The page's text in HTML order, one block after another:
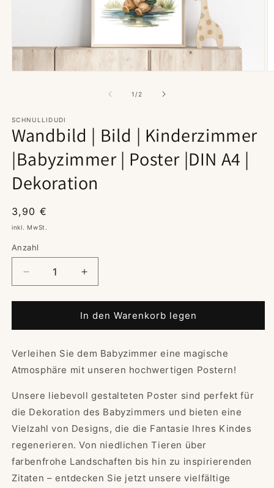
1 /von
2
SCHNULLIDUDI
Wandbild | Bild | Kinderzimmer
|Babyzimmer | Poster |DIN A4 |
Dekoration
Normaler
Preis
3,90 €
inkl. MwSt.
Anzahl
Verringere
die
Menge
Wandbild
Bild
|
|Babyzimmer
Poster
|DIN
A4
|
Dekoration
Erhöhe
die
Menge
für
Wandbild
Bild
|
|Babyzimmer
Poster
|DIN
A4
|
Dekoration
In den Warenkorb legen
Verleihen Sie dem Babyzimmer eine magische
Atmosphäre mit unseren hochwertigen Postern!
Unsere liebevoll gestalteten Poster sind perfekt für
die Dekoration des Babyzimmers und bieten eine
Vielzahl von Designs, die die Fantasie Ihres Kindes
regenerieren.Von niedlichen Tieren über
farbenfrohe Landschaften bis hin zu inspirierenden
Zitaten – entdecken Sie jetzt unsere vielfältige